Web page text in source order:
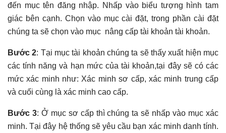
đến mục tên đăng nhập. Nhấp vào biểu tượng hình tam
giác bên cạnh. Chọn vào mục cài đặt, trong phần cài đặt
chúng ta sẽ chọn vào mục nâng cấp tài khoản tài khoản.
Bước 2: Tại mục tài khoản chúng ta sẽ thấy xuất hiện mục
các tính năng và hạn mức của tài khoản,tại đây sẽ có các
mức xác minh như: Xác minh sơ cấp, xác minh trung cấp
và cuối cùng là xác minh cao cấp.
Bước 3: Ở mục sơ cấp thì chúng ta sẽ nhấp vào mục xác
minh. Tại đây hệ thống sẽ yêu cầu bạn xác minh danh tính.